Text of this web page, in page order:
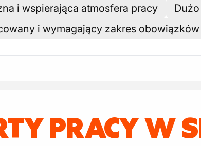
i wspierająca atmosfera pracy
i wymagający zakres obowiązków
PRACY W